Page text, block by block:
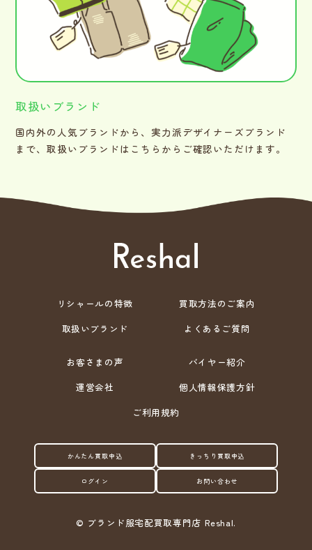
取扱いブランド
国内外の人気ブランドから、実力派デザイナーズブランド
まで、取扱いブランドはこちらからご確認いただけます。
リシャールの特徴
買取方法のご案内
取扱いブランド
よくあるご質問
お客さまの声
バイヤー紹介
運営会社
個人情報保護方針
ご利用規約
かんたん買取申込 きっちり買取申込
ログイン お問い合わせ
© ブランド服宅配買取専門店 Reshal.